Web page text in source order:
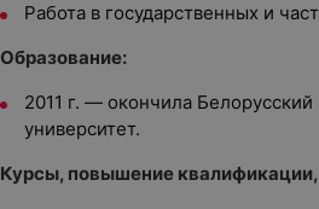
Работа в государственных и
Образование:
2011 г. — окончила
университет.
Курсы, повышение